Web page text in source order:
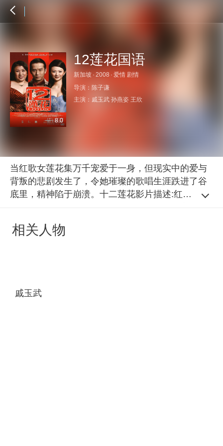
8.0
12莲花国语
新加坡 · 2008 · 爱情 剧情
导演： 陈子谦
主演： 戚玉武 孙燕姿 王欣
当红歌女莲花集万千宠爱于一身，但现实中的爱与
背叛的悲剧发生了，令她璀璨的歌唱生涯跌进了谷
底里，精神陷于崩溃。十二莲花影片描述:红透半边
惜，爱与背叛的悲剧发生了，令她璀璨的歌唱生涯
相关人物
戚玉武